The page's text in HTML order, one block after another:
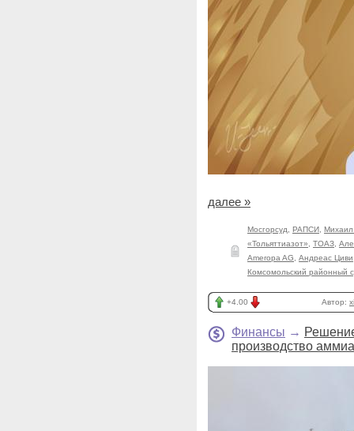
далее »
Мосгорсуд РАПСИ Михаил
«Тольяттиазот»
ТОАЗ
Ameropa AG
Андреас Циви
Комсомольский районный
+4.00 Автор:
Финансы →
производство